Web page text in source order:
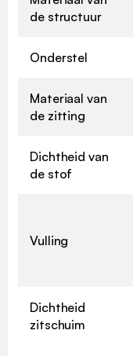
de structuur
Onderstel
Materiaal van
de zitting
Dichtheid van
de stof
Vulling
Dichtheid
zitschuim